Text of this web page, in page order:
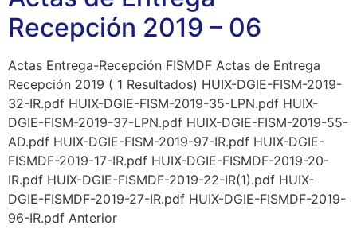
Recepción 2019 – 06
Actas Entrega-Recepción FISMDF Actas de Entrega
Recepción 2019 ( 1 Resultados) HUIX-DGIE-FISM-2019-
32-IR.pdf HUIX-DGIE-FISM-2019-35-LPN.pdf HUIX-
DGIE-FISM-2019-37-LPN.pdf HUIX-DGIE-FISM-2019-55-
AD.pdf HUIX-DGIE-FISM-2019-97-IR.pdf HUIX-DGIE-
FISMDF-2019-17-IR.pdf HUIX-DGIE-FISMDF-2019-20-
IR.pdf HUIX-DGIE-FISMDF-2019-22-IR(1).pdf HUIX-
DGIE-FISMDF-2019-27-IR.pdf HUIX-DGIE-FISMDF-2019-
96-IR.pdf Anterior